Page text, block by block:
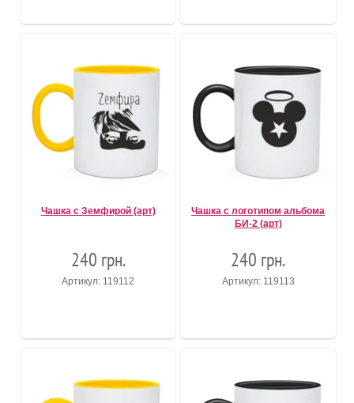
Чашка с Земфирой (арт)
240 грн.
Артикул: 119112
Чашка с логотипом альбома
БИ-2 (арт)
240 грн.
Артикул: 119113